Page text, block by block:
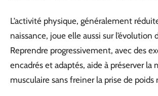
L’activité physique, généralement
naissance, joue elle aussi sur l’évolution
Reprendre progressivement, avec des
encadrés et adaptés, aide à préserver la
musculaire sans freiner la prise de poids